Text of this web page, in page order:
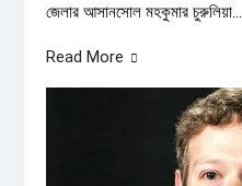
জেলার আসানসোল মহকুমার চুরুলিয়া...
Read More